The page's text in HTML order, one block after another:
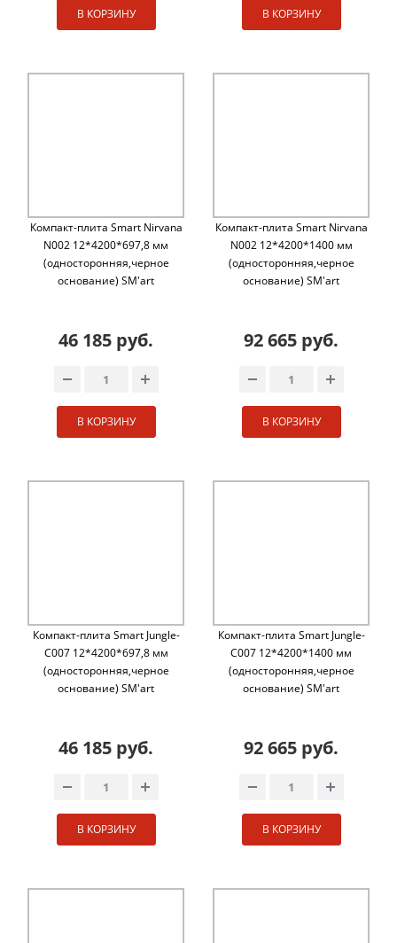
В КОРЗИНУ В КОРЗИНУ
Компакт-плита Smart Nirvana
N002 12*4200*697,8 мм
(односторонняя,черное
основание) SM'art
46 185 руб.
В КОРЗИНУ
Компакт-плита Smart Nirvana
N002 12*4200*1400 мм
(односторонняя,черное
основание) SM'art
92 665 руб.
В КОРЗИНУ
Компакт-плита Smart Jungle-
C007 12*4200*697,8 мм
(односторонняя,черное
основание) SM'art
46 185 руб.
В КОРЗИНУ
Компакт-плита Smart Jungle-
C007 12*4200*1400 мм
(односторонняя,черное
основание) SM'art
92 665 руб.
В КОРЗИНУ